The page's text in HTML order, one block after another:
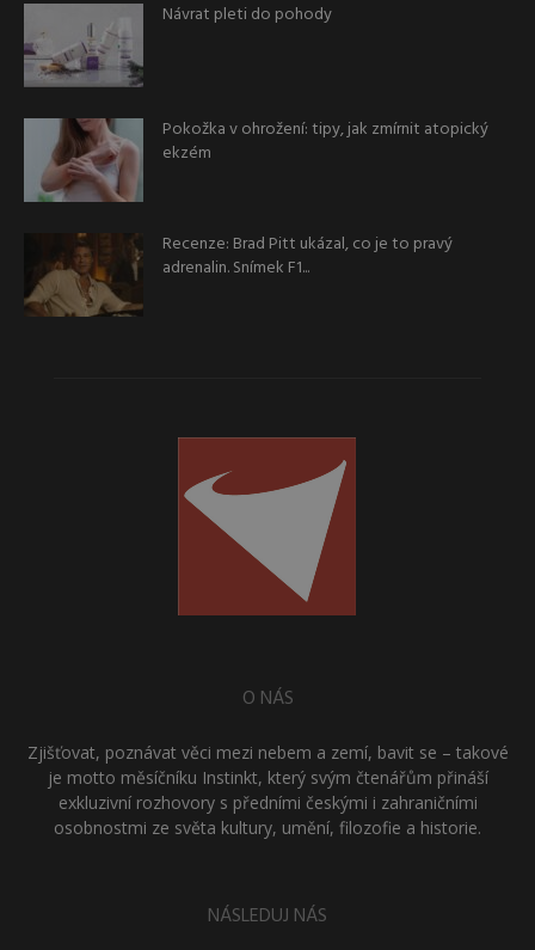
Návrat pleti do pohody
Pokožka v ohrožení: tipy, jak zmírnit atopický
ekzém
Recenze: Brad Pitt ukázal, co je to pravý
adrenalin. Snímek F1...
O NÁS
Zjišťovat, poznávat věci mezi nebem a zemí, bavit se – takové
je motto měsíčníku Instinkt, který svým čtenářům přináší
exkluzivní rozhovory s předními českými i zahraničními
osobnostmi ze světa kultury, umění, filozofie a historie.
NÁSLEDUJ NÁS